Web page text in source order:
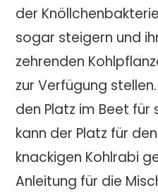
der
sogar steigern und
zehrenden
zur Verfügung
den Platz im Beet für
kann der Platz für
knackigen Kohlrabi
Anleitung für die